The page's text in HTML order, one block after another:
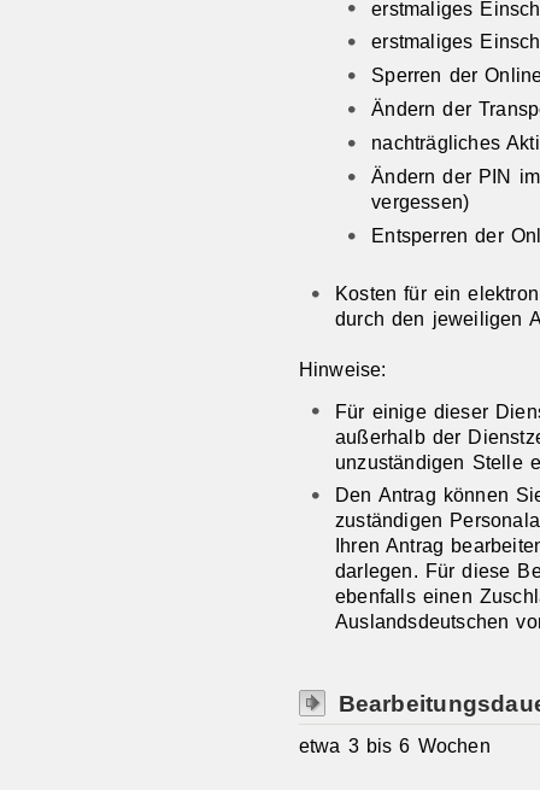
erstmaliges
erstmaliges
Sperren der
Ändern der
nachträgliches
Ändern der PIN
vergessen)
Entsperren der
Kosten für ein
durch den jeweiligen
Hinweise:
Für einige dieser
außerhalb der
unzuständigen Stelle
Den Antrag können
zuständigen
Ihren Antrag
darlegen. Für diese
ebenfalls einen
Auslandsdeutschen
etwa 3 bis 6 Wochen